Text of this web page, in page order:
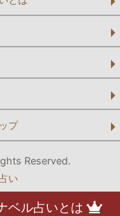
プ
Reserved.
い
ベル占いとは